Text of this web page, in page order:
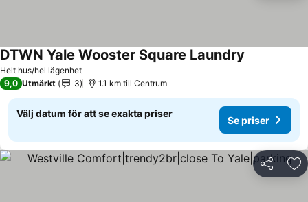
Helt hus/hel lägenhet
DTWN Yale Wooster Square Laundry
9,0 Utmärkt 3 1.1 km till Centrum
Välj datum för att se exakta priser
Se priser
Dela